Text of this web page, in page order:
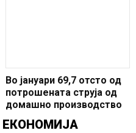
Во јануари 69,7 отсто од
потрошената струја од
домашно производство
ЕКОНОМИЈА